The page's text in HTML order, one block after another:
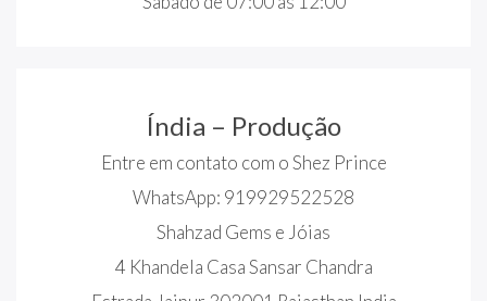
Índia – Produção
Entre em contato com o Shez Prince
WhatsApp: 919929522528
Shahzad Gems e Jóias
4 Khandela Casa Sansar Chandra